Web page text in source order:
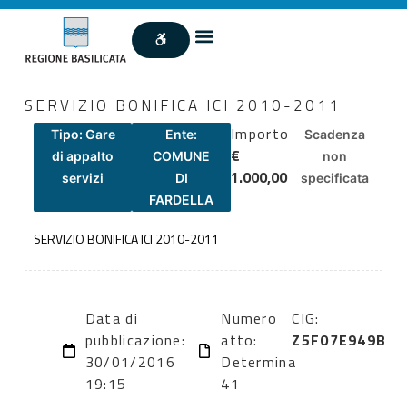
SERVIZIO BONIFICA ICI 2010-2011
Tipo: Gare
di appalto
servizi
Ente:
COMUNE
DI
FARDELLA
Importo
€
1.000,00
Scadenza
non
specificata
SERVIZIO BONIFICA ICI 2010-2011
Data di
pubblicazione:
30/01/2016
19:15
Numero
atto:
Determina
41
CIG:
Z5F07E949B